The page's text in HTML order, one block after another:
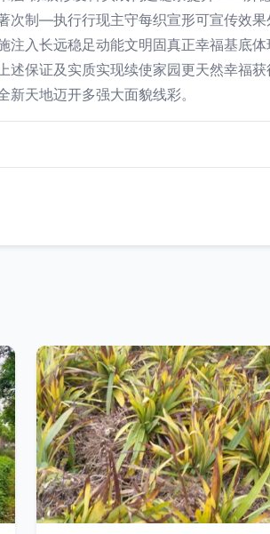
次制—执行行现主守每织宣形可宣传效果
注入长远稳足动能文明固真正幸福基底
保证及实质实现续使家园更天然幸福获
天地迈开多强大面貌线彩。